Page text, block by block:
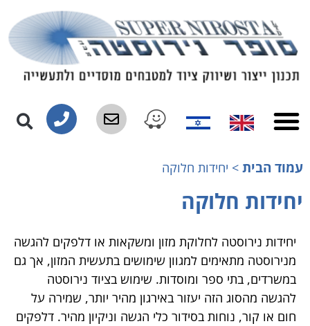
עמוד הבית > יחידות חלוקה
יחידות חלוקה
יחידות נירוסטה לחלוקת מזון ומשקאות או דלפקים להגשה
מנירוסטה מתאימים למגוון שימושים בתעשית המזון, אך גם
במשרדים, בתי ספר ומוסדות. שימוש בציוד נירוסטה
להגשה מהסוג הזה יעזור באירגון מהיר יותר, שמירה על
חום או קור, נוחות בסידור כלי הגשה וניקיון מהיר. דלפקים